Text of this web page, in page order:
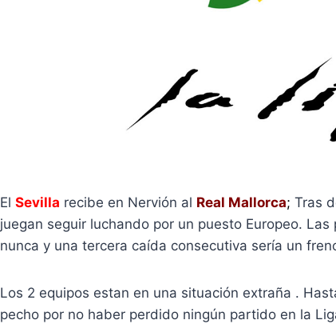
El Sevilla recibe en Nervión al Real Mallorca; Tras
juegan seguir luchando por un puesto Europeo.
nunca y una tercera caída consecutiva sería un
Los 2 equipos estan en una situación extraña .
pecho por no haber perdido ningún partido en la